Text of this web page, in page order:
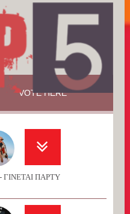
VOTE HERE
ΠΑΡΤΥ